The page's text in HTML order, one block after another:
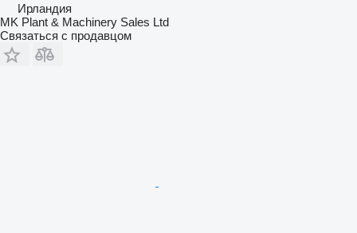
Ирландия
MK Plant & Machinery Sales Ltd
Связаться с продавцом